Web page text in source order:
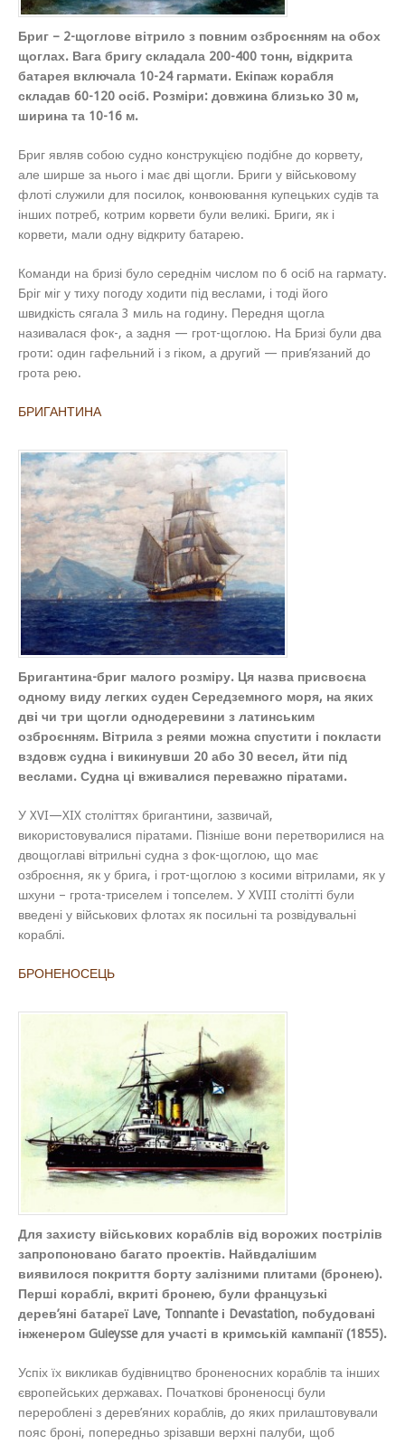
Бриг – 2-щоглове вітрило з повним озброєнням на обох
щоглах. Вага бригу складала 200-400 тонн, відкрита
батарея включала 10-24 гармати. Екіпаж корабля
складав 60-120 осіб. Розміри: довжина близько 30 м,
ширина та 10-16 м.
Бриг являв собою судно конструкцією подібне до корвету,
але ширше за нього і має дві щогли. Бриги у військовому
флоті служили для посилок, конвоювання купецьких судів та
інших потреб, котрим корвети були великі. Бриги, як і
корвети, мали одну відкриту батарею.
Команди на бризі було середнім числом по 6 осіб на гармату.
Бріг міг у тиху погоду ходити під веслами, і тоді його
швидкість сягала 3 миль на годину. Передня щогла
називалася фок-, а задня — грот-щоглою. На Бризі були два
гроти: один гафельний і з гіком, а другий — прив’язаний до
грота рею.
БРИГАНТИНА
Бригантина-бриг малого розміру. Ця назва присвоєна
одному виду легких суден Середземного моря, на яких
дві чи три щогли однодеревини з латинським
озброєнням. Вітрила з реями можна спустити і покласти
вздовж судна і викинувши 20 або 30 весел, йти під
веслами. Судна ці вживалися переважно піратами.
У XVI—XIX століттях бригантини, зазвичай,
використовувалися піратами. Пізніше вони перетворилися на
двощоглаві вітрильні судна з фок-щоглою, що має
озброєння, як у брига, і грот-щоглою з косими вітрилами, як у
шхуни – грота-триселем і топселем. У XVIII столітті були
введені у військових флотах як посильні та розвідувальні
кораблі.
БРОНЕНОСЕЦЬ
Для захисту військових кораблів від ворожих пострілів
запропоновано багато проектів. Найвдалішим
виявилося покриття борту залізними плитами (бронею).
Перші кораблі, вкриті бронею, були французькі
дерев’яні батареї Lave, Tonnante і Devastation, побудовані
інженером Guieysse для участі в кримській кампанії (1855).
Успіх їх викликав будівництво броненосних кораблів та інших
європейських державах. Початкові броненосці були
перероблені з дерев’яних кораблів, до яких прилаштовували
пояс броні, попередньо зрізавши верхні палуби, щоб